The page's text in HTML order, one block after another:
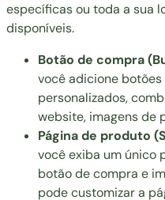
específicas ou toda a sua
disponíveis.
Botão de compra
você adicione
personalizados,
website, imagens de
Página de produto
você exiba um único
botão de compra e
pode customizar a